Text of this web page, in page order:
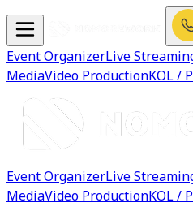
Event OrganizerLive
MediaVideo ProductionKOL /
Event OrganizerLive
MediaVideo ProductionKOL /